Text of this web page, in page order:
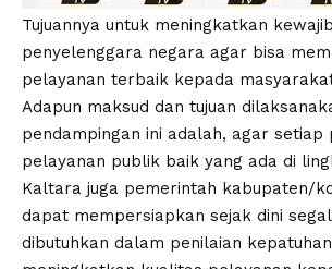
Tujuannya untuk meningkatkan
penyelenggara negara agar bisa
pelayanan terbaik kepada
Adapun maksud dan tujuan
pendampingan ini adalah, agar setiap
pelayanan publik baik yang ada di
Kaltara juga pemerintah kabupaten/
dapat mempersiapkan sejak dini
dibutuhkan dalam penilaian